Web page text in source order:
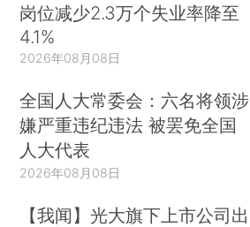
岗位减少2.3万个失业率降至
4.1%
2026年08月08日
全国人大常委会：六名将领涉
嫌严重违纪违法 被罢免全国
人大代表
2026年08月08日
【我闻】光大旗下上市公司出